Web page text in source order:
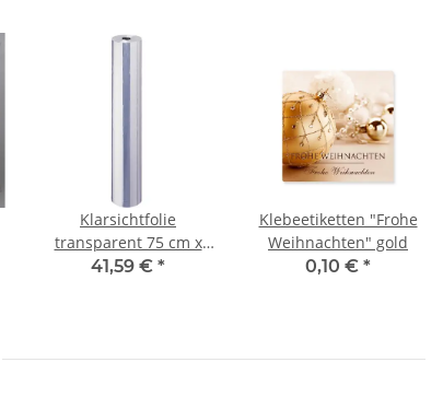
Klarsichtfolie
transparent 75 cm x
200 m
41,59 € *
Klebeetiketten "Frohe
Weihnachten" gold
0,10 € *